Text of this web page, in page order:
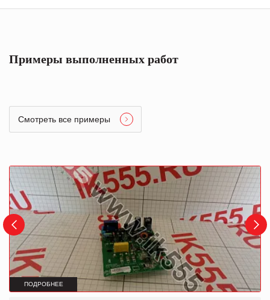
Примеры выполненных работ
Смотреть все примеры
ПОДРОБНЕЕ